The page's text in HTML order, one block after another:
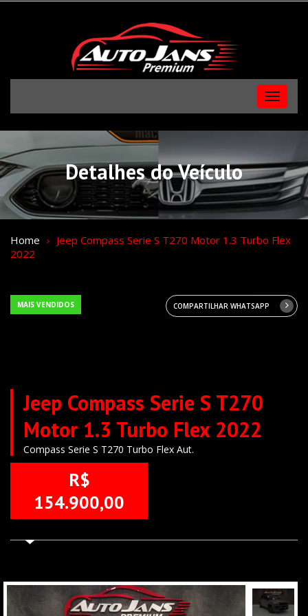
Menu
Detalhes do Veículo
Home
Jeep Compass Serie S T270 Motor 1.3 Turbo Flex
2022
MAIS VENDIDOS COMPARTILHAR WHATSAPP
Jeep Compass Serie S T270
Motor 1.3 Turbo Flex 2022
Compass Serie S T270 Turbo Flex Aut.
R$
154.900,00